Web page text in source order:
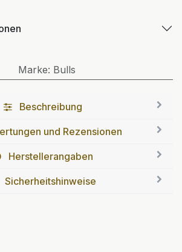
Marke: Bulls
Beschreibung
und Rezensionen
Herstellerangaben
Sicherheitshinweise